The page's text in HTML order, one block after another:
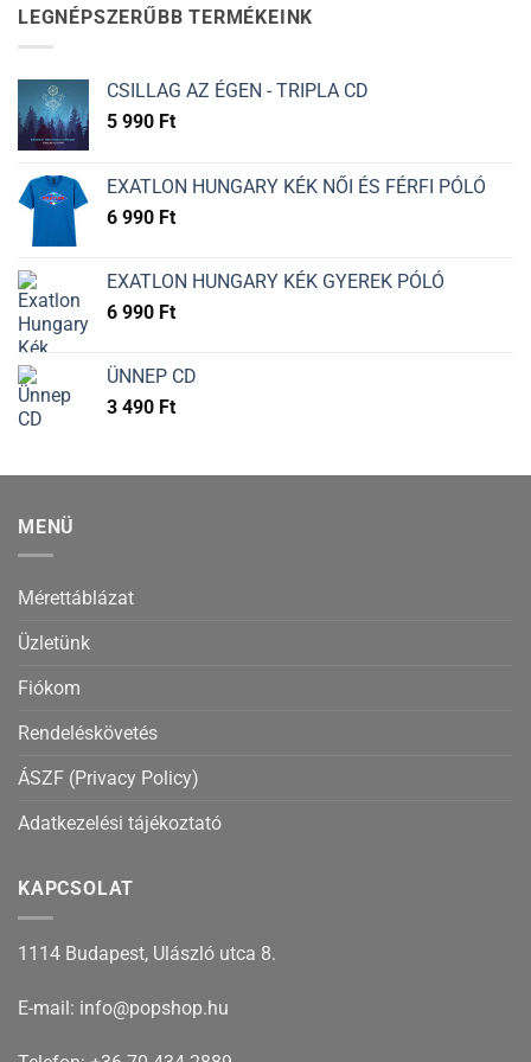
LEGNÉPSZERŰBB TERMÉKEINK
CSILLAG AZ ÉGEN - TRIPLA CD
5 990 Ft
EXATLON HUNGARY KÉK NŐI ÉS FÉRFI PÓLÓ
6 990 Ft
EXATLON HUNGARY KÉK GYEREK PÓLÓ
6 990 Ft
ÜNNEP CD
3 490 Ft
MENÜ
Mérettáblázat
Üzletünk
Fiókom
Rendeléskövetés
ÁSZF (Privacy Policy)
Adatkezelési tájékoztató
KAPCSOLAT
1114 Budapest, Ulászló utca 8.
E-mail: info@popshop.hu